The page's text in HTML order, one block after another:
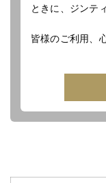
ときに、ジンテ
皆様のご利用、